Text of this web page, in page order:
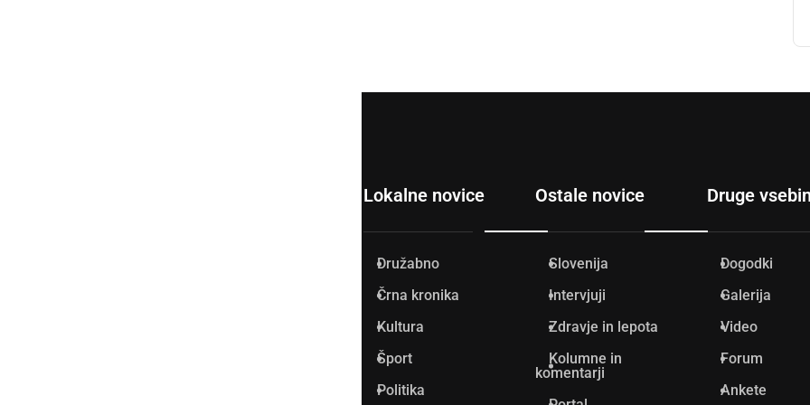
Lokalne novice
Družabno
Črna kronika
Kultura
Šport
Politika
Ostale novice
Slovenija
Intervjuji
Zdravje in lepota
Kolumne in
komentarji
Druge
Dogodki
Galerija
Video
Forum
Ankete